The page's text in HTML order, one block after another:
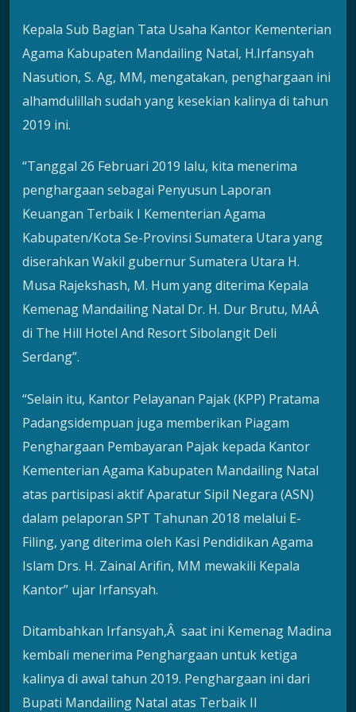
Kepala Sub Bagian Tata Usaha Kantor Kementerian
Agama Kabupaten Mandailing Natal, H.Irfansyah
Nasution, S. Ag, MM, mengatakan, penghargaan ini
alhamdulillah sudah yang kesekian kalinya di tahun
2019 ini.
“Tanggal 26 Februari 2019 lalu, kita menerima
penghargaan sebagai Penyusun Laporan
Keuangan Terbaik I Kementerian Agama
Kabupaten/Kota Se-Provinsi Sumatera Utara yang
diserahkan Wakil gubernur Sumatera Utara H.
Musa Rajekshash, M. Hum yang diterima Kepala
Kemenag Mandailing Natal Dr. H. Dur Brutu, MAÂ
di The Hill Hotel And Resort Sibolangit Deli
Serdang”.
“Selain itu, Kantor Pelayanan Pajak (KPP) Pratama
Padangsidempuan juga memberikan Piagam
Penghargaan Pembayaran Pajak kepada Kantor
Kementerian Agama Kabupaten Mandailing Natal
atas partisipasi aktif Aparatur Sipil Negara (ASN)
dalam pelaporan SPT Tahunan 2018 melalui E-
Filing, yang diterima oleh Kasi Pendidikan Agama
Islam Drs. H. Zainal Arifin, MM mewakili Kepala
Kantor” ujar Irfansyah.
Ditambahkan Irfansyah,Â saat ini Kemenag Madina
kembali menerima Penghargaan untuk ketiga
kalinya di awal tahun 2019. Penghargaan ini dari
Bupati Mandailing Natal atas Terbaik II